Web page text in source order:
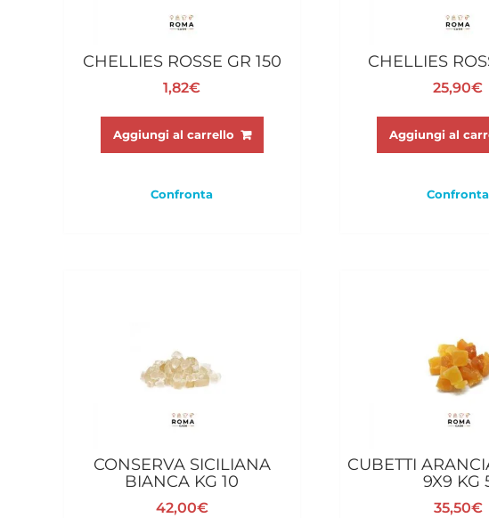
CHELLIES ROSSE GR 150
1,82€
Aggiungi al carrello
Confronta
CHELLIES
25,90€
Aggiungi al
Confronta
CONSERVA SICILIANA
BIANCA KG 10
42,00€
CUBETTI
9X9 KG
35,50€